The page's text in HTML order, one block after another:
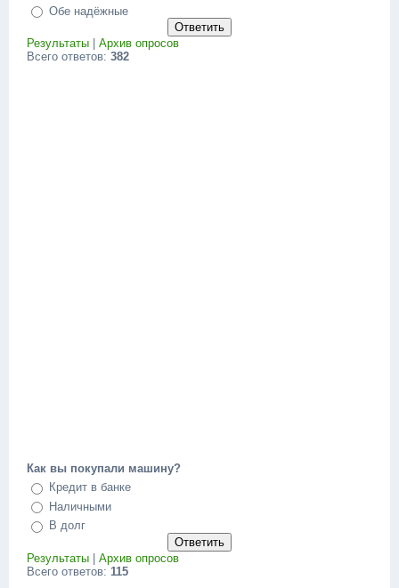
Обе надёжные
Результаты
Архив опросов
Всего ответов: 382
Как вы покупали машину?
Кредит в банке
Наличными
В долг
Результаты
Архив опросов
Всего ответов: 115